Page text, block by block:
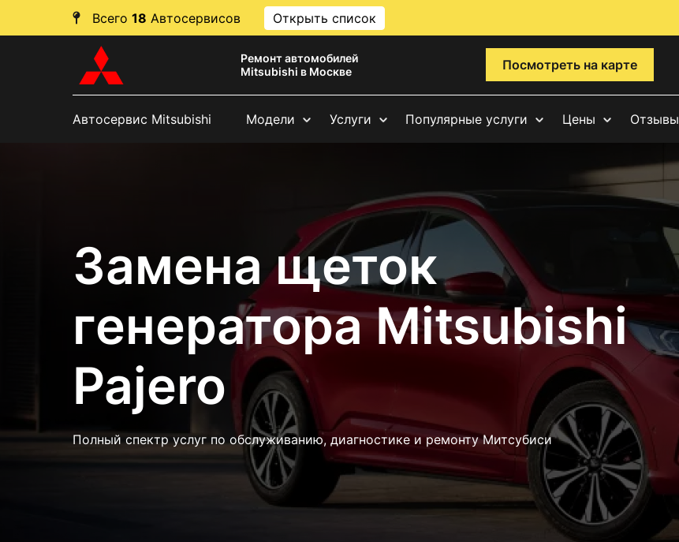
Всего 18 Автосервисов Открыть список
Ремонт автомобилей
Mitsubishi в Москве
Посмотреть на карте
Автосервис Mitsubishi Модели Услуги Популярные услуги Цены Отзывы
Замена щеток
генератора Mitsubishi
Pajero
Полный спектр услуг по обслуживанию, диагностике и ремонту Митсубиси